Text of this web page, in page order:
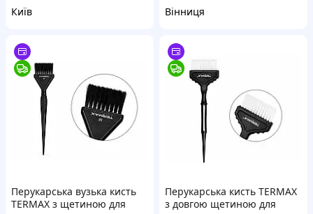
Київ
Вінниця
Перукарська вузька кисть
TERMAX з щетиною для
Перукарська кисть TERMAX
з довгою щетиною для